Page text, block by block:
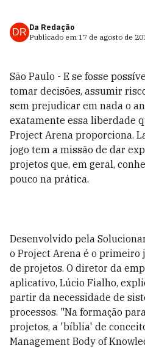
DR Da Redação
Publicado em 17 de agosto de
São Paulo - E se fosse
tomar decisões, assumir
sem prejudicar em nada o
exatamente essa liberdade
Project Arena proporciona.
jogo tem a missão de dar
projetos que, em geral,
pouco na prática.
Desenvolvido pela
o Project Arena é o primeiro
de projetos. O diretor da
aplicativo, Lúcio Fialho,
partir da necessidade de
processos. "Na formação
projetos, a 'bíblia' de
Management Body of